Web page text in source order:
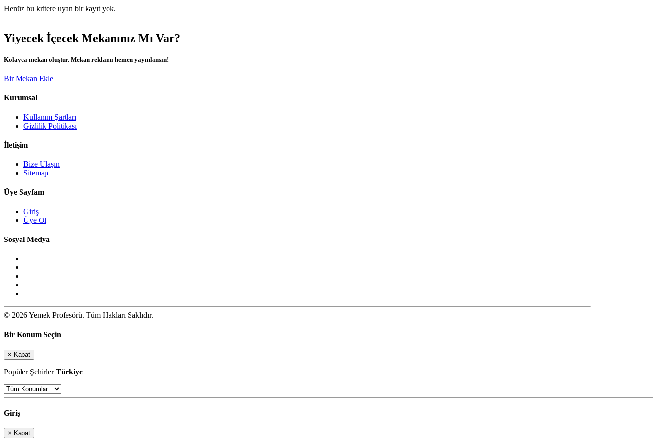
Henüz bu kritere uyan bir kayıt yok.
Yiyecek İçecek Mekanınız Mı Var?
Kolayca mekan oluştur. Mekan reklamı hemen yayınlansın!
Bir Mekan Ekle
Kurumsal
Kullanım Şartları
Gizlilik Politikası
İletişim
Bize Ulaşın
Sitemap
Üye Sayfam
Giriş
Üye Ol
Sosyal Medya
© 2026 Yemek Profesörü. Tüm Hakları Saklıdır.
Bir Konum Seçin
× Kapat
Popüler ŞehirlerTürkiye
Giriş
× Kapat